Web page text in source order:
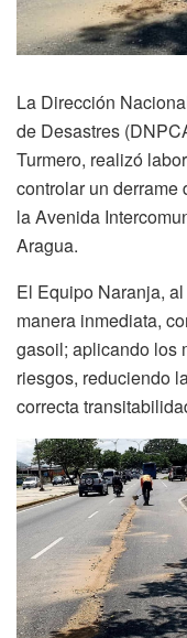
La Dirección
de Desastres
Turmero, realizó
controlar un derrame
la Avenida
Aragua.
El Equipo Naranja,
manera inmediata,
gasoil; aplicando los
riesgos, reduciendo
correcta